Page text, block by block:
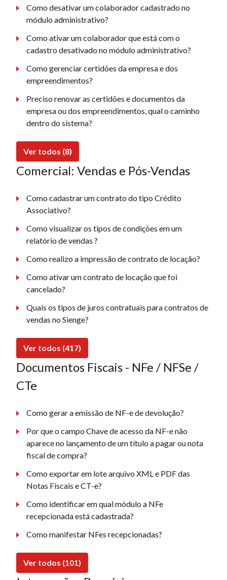
Como desativar um colaborador cadastrado no
módulo administrativo?
Como ativar um colaborador que está com o
cadastro desativado no módulo administrativo?
Como gerenciar certidões da empresa e dos
empreendimentos?
Preciso renovar as certidões e documentos da
empresa ou dos empreendimentos, qual o caminho
dentro do sistema?
Ver todos (8)
Comercial: Vendas e Pós-Vendas
Como cadastrar um contrato do tipo Crédito
Associativo?
Como visualizar os tipos de condições em um
relatório de vendas ?
Como realizo a impressão de contrato de locação?
Como ativar um contrato de locação que foi
cancelado?
Quais os tipos de juros contratuais para contratos de
vendas no Sienge?
Ver todos (417)
Documentos Fiscais - NFe / NFSe /
CTe
Como gerar a emissão de NF-e de devolução?
Por que o campo Chave de acesso da NF-e não
aparece no lançamento de um título a pagar ou nota
fiscal de compra?
Como exportar em lote arquivo XML e PDF das
Notas Fiscais e CT-e?
Como identificar em qual módulo a NFe
recepcionada está cadastrada?
Como manifestar NFes recepcionadas?
Ver todos (101)